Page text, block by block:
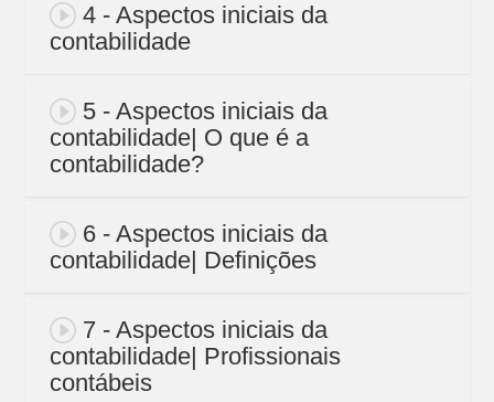
4 - Aspectos iniciais da
contabilidade
5 - Aspectos iniciais da
contabilidade| O que é a
contabilidade?
6 - Aspectos iniciais da
contabilidade| Definições
7 - Aspectos iniciais da
contabilidade| Profissionais
contábeis